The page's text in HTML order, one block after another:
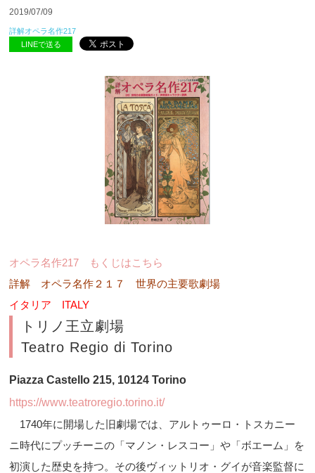
2019/07/09
詳解オペラ名作217
LINEで送る
オペラ名作217 もくじはこちら
詳解 オペラ名作２１７ 世界の主要歌劇場
イタリア ITALY
トリノ王立劇場
Teatro Regio di Torino
Piazza Castello 215, 10124 Torino
https://www.teatroregio.torino.it/
1740年に開場した旧劇場では、アルトゥーロ・トスカニー
ニ時代にプッチーニの「マノン・レスコー」や「ボエーム」を
初演した歴史を持つ。その後ヴィットリオ・グイが音楽監督に